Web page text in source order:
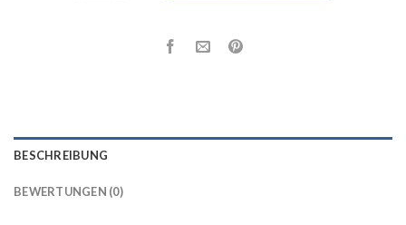
BESCHREIBUNG
BEWERTUNGEN (0)